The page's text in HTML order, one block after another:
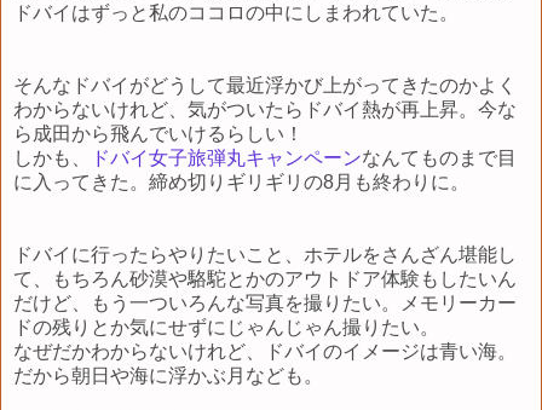
ドバイはずっと私のココロの中にしまわれていた。
そんなドバイがどうして最近浮かび上がってきたのかよく
わからないけれど、気がついたらドバイ熱が再上昇。今な
ら成田から飛んでいけるらしい！
しかも、
ドバイ女子旅弾丸キャンペーンなんてものまで目
に入ってきた。締め切りギリギリの8月も終わりに。
ドバイに行ったらやりたいこと、ホテルをさんざん堪能し
て、もちろん砂漠や駱駝とかのアウトドア体験もしたいん
だけど、もう一ついろんな写真を撮りたい。メモリーカー
ドの残りとか気にせずにじゃんじゃん撮りたい。
なぜだかわからないけれど、ドバイのイメージは青い海。
だから朝日や海に浮かぶ月なども。